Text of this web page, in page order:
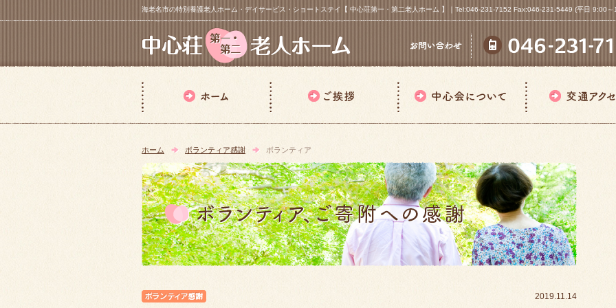
海老名市の特別養護老人ホーム・デイサービス・ショートステイ【 中心荘第一・第二老人ホーム 】｜Tel:046-231-7152 Fax:046-231-5449 (平日 9:00
ホーム ボランティア感謝 ボランティア
2019.11.14